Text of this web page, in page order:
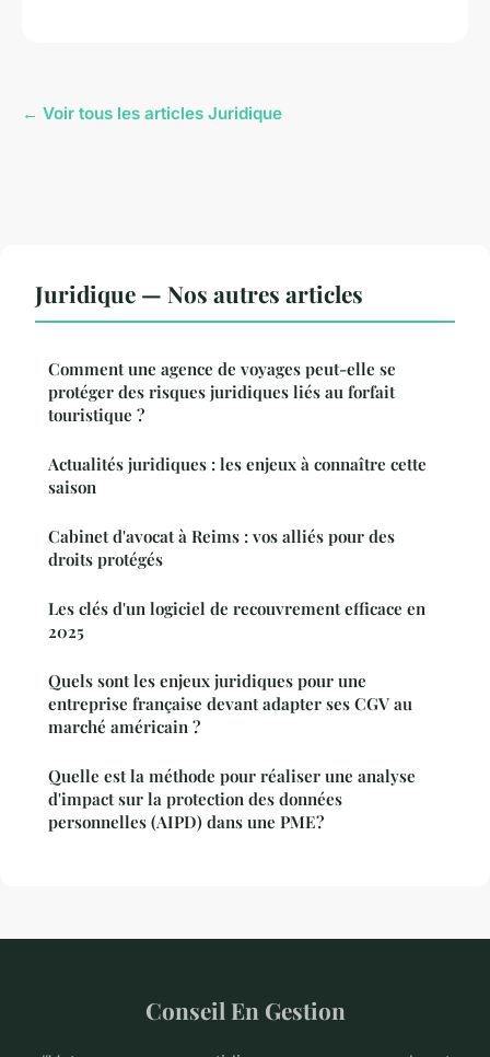
← Voir tous les articles Juridique
Juridique — Nos autres articles
Comment une agence de voyages peut-elle se
protéger des risques juridiques liés au forfait
touristique ?
Actualités juridiques : les enjeux à connaître cette
saison
Cabinet d'avocat à Reims : vos alliés pour des
droits protégés
Les clés d'un logiciel de recouvrement efficace en
2025
Quels sont les enjeux juridiques pour une
entreprise française devant adapter ses CGV au
marché américain ?
Quelle est la méthode pour réaliser une analyse
d'impact sur la protection des données
personnelles (AIPD) dans une PME?
Conseil En Gestion